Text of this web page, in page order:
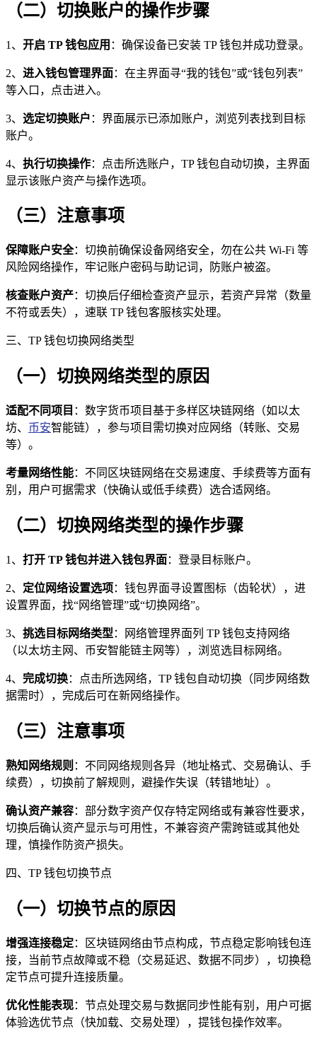
（二）切换账户的操作步骤
1、 开启 TP 钱包应用 ：确保设备已安装 TP 钱包并成功登录。
2、 进入钱包管理界面：在主界面寻“我的钱包”或“钱包列表”
等入口，点击进入。
3、 选定切换账户 ：界面展示已添加账户，浏览列表找到目标
账户。
4、 执行切换操作：点击所选账户，TP 钱包自动切换，主界面
显示该账户资产与操作选项。
（三）注意事项
保障账户安全：切换前确保设备网络安全，勿在公共 Wi-Fi 等
风险网络操作，牢记账户密码与助记词，防账户被盗。
核查账户资产：切换后仔细检查资产显示，若资产异常（数量
不符或丢失），速联 TP 钱包客服核实处理。
三、TP 钱包切换网络类型
（一）切换网络类型的原因
适配不同项目 ：数字货币项目基于多样区块链网络（如以太
坊、 币安智能链），参与项目需切换对应网络（转账、交易
等）。
考量网络性能：不同区块链网络在交易速度、手续费等方面有
别，用户可据需求（快确认或低手续费）选合适网络。
（二）切换网络类型的操作步骤
1、 打开 TP 钱包并进入钱包界面：登录目标账户。
2、 定位网络设置选项 ：钱包界面寻设置图标（齿轮状），进
设置界面，找“网络管理”或“切换网络”。
3、 挑选目标网络类型 ：网络管理界面列 TP 钱包支持网络
（以太坊主网、币安智能链主网等），浏览选目标网络。
4、 完成切换：点击所选网络，TP 钱包自动切换（同步网络数
据需时），完成后可在新网络操作。
（三）注意事项
熟知网络规则 ：不同网络规则各异（地址格式、交易确认、手
续费），切换前了解规则，避操作失误（转错地址）。
确认资产兼容：部分数字资产仅存特定网络或有兼容性要求，
切换后确认资产显示与可用性，不兼容资产需跨链或其他处
理，慎操作防资产损失。
四、TP 钱包切换节点
（一）切换节点的原因
增强连接稳定：区块链网络由节点构成，节点稳定影响钱包连
接，当前节点故障或不稳（交易延迟、数据不同步），切换稳
定节点可提升连接质量。
优化性能表现：节点处理交易与数据同步性能有别，用户可据
体验选优节点（快加载、交易处理），提钱包操作效率。